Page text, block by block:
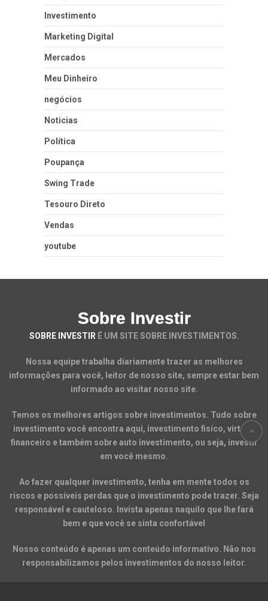
Investimento
Marketing Digital
Mercados
Meu Dinheiro
negócios
Noticias
Política
Poupança
Swing Trade
Tesouro Direto
Vendas
youtube
Sobre Investir
SOBRE INVESTIR É UM SITE SOBRE INVESTIMENTOS.
Nossa equipe trabalha diariamente trazer as melhores
informações para você, leitor de nosso site, sempre estar bem
informado ao visitar nosso site.
Temos os melhores artigos sobre investimentos. Tudo sobre
investimento você encontra aqui, investimento fisíco, virtual,
financeiro e também sobre auto investimento, ou seja, investir
em você mesmo.
Ao fazer qualquer investimento, tenha em mente todos os
riscos e possíveis perdas que o investimento pode trazer. Seja
responsável e cauteloso. Invista apenas naquilo que lhe fará
bem e que você se sinta confortável
Nosso conteúdo é apenas um conteúdo informativo. Não nos
responsabilizamos pelos investimentos do nosso leitor.